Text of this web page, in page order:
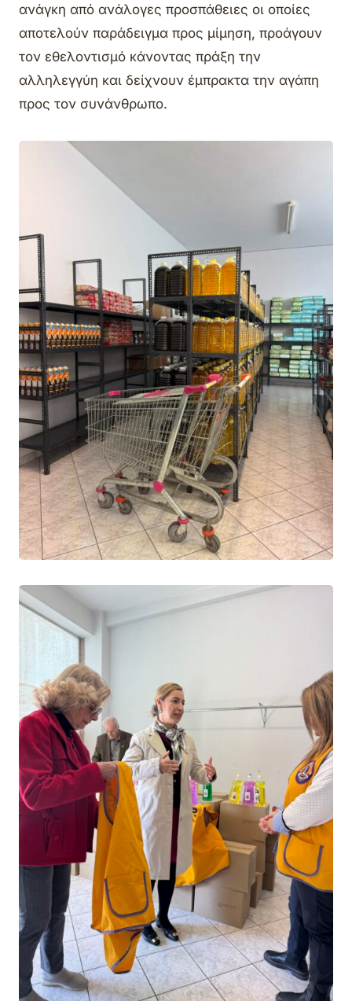
ανάγκη από ανάλογες προσπάθειες οι οποίες
αποτελούν παράδειγμα προς μίμηση, προάγουν
τον εθελοντισμό κάνοντας πράξη την
αλληλεγγύη και δείχνουν έμπρακτα την αγάπη
προς τον συνάνθρωπο.